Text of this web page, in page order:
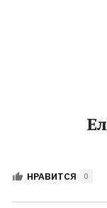
обсуждаемые
Авторы
НРАВИТСЯ 0